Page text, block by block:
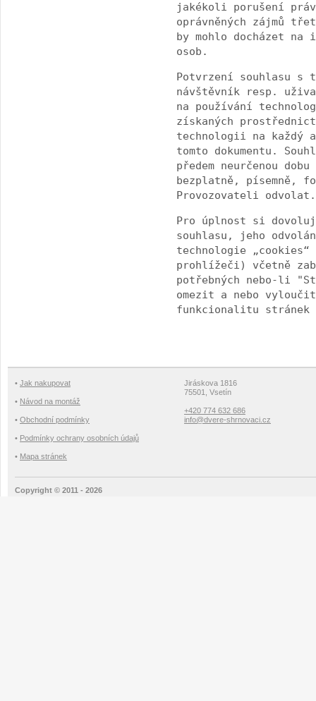
jakékoli porušení
oprávněných zájmů
by mohlo docházet
osob.
Potvrzení souhlasu s
návštěvník resp.
na používání
získaných
technologii na každý
tomto dokumentu.
předem neurčenou
bezplatně, písemně,
Provozovateli odvolat.
Pro úplnost si
souhlasu, jeho
technologie „cookies“
prohlížeči) včetně
potřebných nebo-li
omezit a nebo
funkcionalitu
• Jak nakupovat
• Návod na montáž
• Obchodní podmínky
• Podmínky ochrany osobních údajů
• Mapa stránek
Jiráskova 1816
75501, Vsetín
+420 774 632 686
info@dvere-shrnovaci.cz
Copyright © 2011 - 2026